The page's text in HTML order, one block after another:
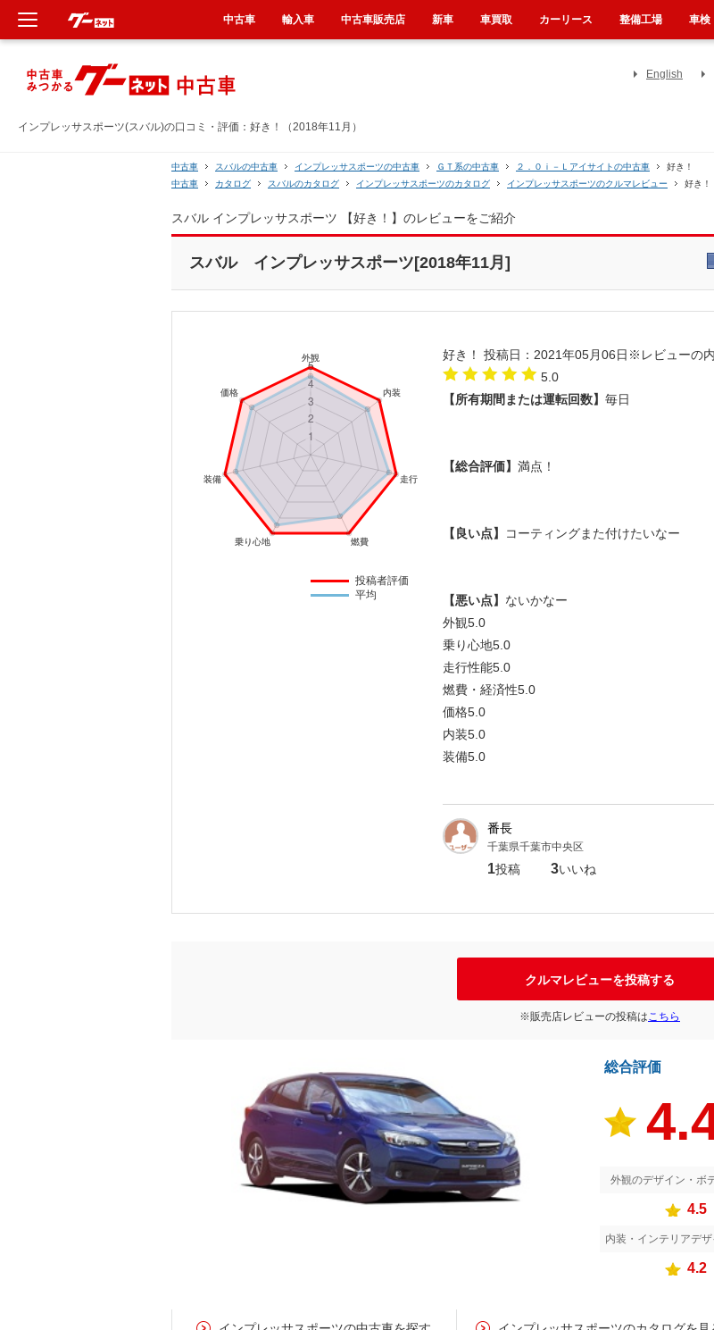
インプレッサスポーツ(スバル)の口コミ・評価：好き！（2018年11月）
English
中古車 スバルの中古車 インプレッサスポーツの中古車 ＧＴ系の中古車 ２．０ｉ－Ｌアイサイトの中古車
好き！
中古車
カタログ スバルのカタログ インプレッサスポーツのカタログ インプレッサスポーツのクルマレビュー 好き！
スバル インプレッサスポーツ 【好き！】のレビューをご紹介
スバル インプレッサスポーツ[2018年11月]
投稿者評価
平均
好き！ 投稿日：2021年05月06日 ※レビューの
5.0
【所有期間または運転回数】 毎日
【総合評価】 満点！
【良い点】 コーティングまた付けたいなー
【悪い点】 ないかなー
外観5.0
乗り心地5.0
走行性能5.0
燃費・経済性5.0
価格5.0
内装5.0
装備5.0
番長
千葉県千葉市中央区
1投稿 3いいね
クルマレビューを投稿する
※販売店レビューの投稿はこちら
総合評価
外観のデザイン・ボ
4.5
内装・インテリアデ
4.2
中古車 輸入車 中古車販売店 新車 車買取 カーリース 整備工場 車検
新車
中古車